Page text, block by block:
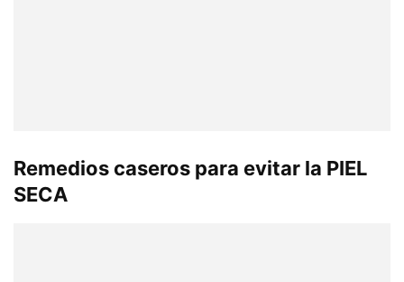
Remedios caseros para evitar la PIEL
SECA